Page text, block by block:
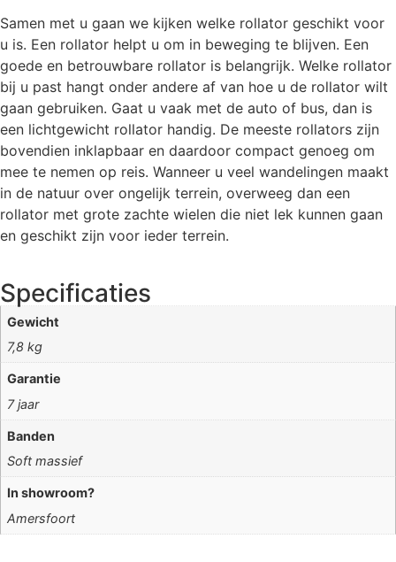
Samen met u gaan we kijken welke rollator geschikt voor
u is. Een rollator helpt u om in beweging te blijven. Een
goede en betrouwbare rollator is belangrijk. Welke rollator
bij u past hangt onder andere af van hoe u de rollator wilt
gaan gebruiken. Gaat u vaak met de auto of bus, dan is
een lichtgewicht rollator handig. De meeste rollators zijn
bovendien inklapbaar en daardoor compact genoeg om
mee te nemen op reis. Wanneer u veel wandelingen maakt
in de natuur over ongelijk terrein, overweeg dan een
rollator met grote zachte wielen die niet lek kunnen gaan
en geschikt zijn voor ieder terrein.
Specificaties
Gewicht
7,8 kg
Garantie
7 jaar
Banden
Soft massief
In showroom?
Amersfoort